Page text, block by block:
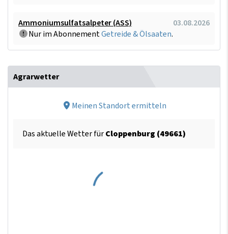
Ammoniumsulfatsalpeter (ASS)
03.08.2026
Nur im AbonnementGetreide & Ölsaaten.
Agrarwetter
Meinen Standort ermitteln
Das aktuelle Wetter fürCloppenburg (49661)